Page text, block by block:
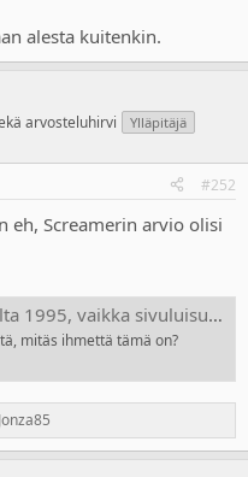
alesta kuitenkin.
arvosteluhirvi Ylläpitäjä
#252
eh, Screamerin arvio olisi
sivuluisussa vedetäänkin
mitäs ihmettä tämä on?
Jonza85